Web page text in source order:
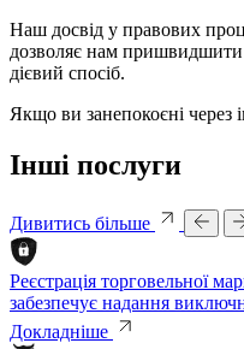
Наш досвід у правових
дозволяє нам пришвидшити
дієвий спосіб.
Якщо ви занепокоєні через
Інші послуги
Дивитись більше
Реєстрація торговельної
забезпечує надання
Докладніше